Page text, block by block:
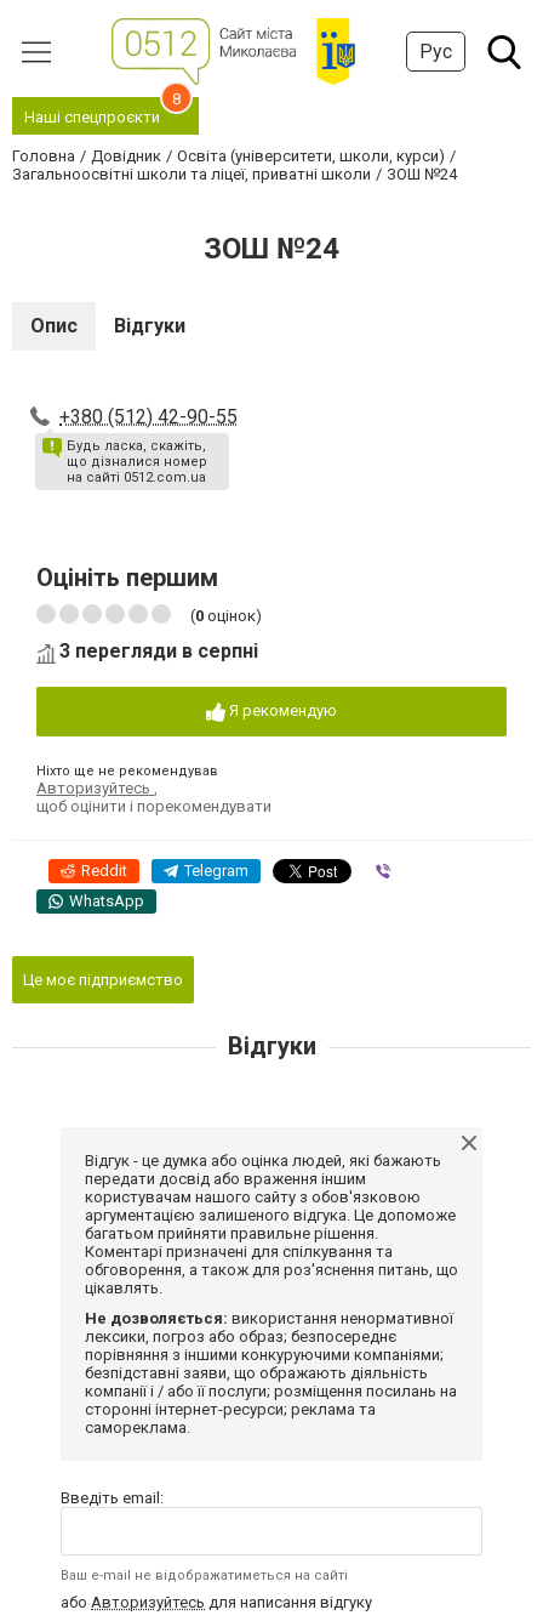
Рус
Наші спецпроєкти
8
Головна Довідник
Освіта (університети, школи, курси)
Загальноосвітні школи та ліцеї, приватні школи
ЗОШ №24
ЗОШ №24
Опис Відгуки
+380 (512) 42-90-55
Будь ласка, скажіть,
що дізналися номер
на сайті 0512.com.ua
Оцініть першим
(0 оцінок)
3 перегляди в серпні
Я рекомендую
Ніхто ще не рекомендував
Авторизуйтесь
щоб оцінити і порекомендувати
Reddit Telegram
WhatsApp
Це моє підприємство
Відгуки
Відгук - це думка або оцінка людей, які бажають
передати досвід або враження іншим
користувачам нашого сайту з обов'язковою
аргументацією залишеного відгука. Це допоможе
багатьом прийняти правильне рішення.
Коментарі призначені для спілкування та
обговорення, а також для роз'яснення питань, що
цікавлять.
Не дозволяється: використання ненормативної
лексики, погроз або образ; безпосереднє
порівняння з іншими конкуруючими компаніями;
безпідставні заяви, що ображають діяльність
компанії і / або її послуги; розміщення посилань на
сторонні інтернет-ресурси; реклама та
самореклама.
Введіть email:
Ваш e-mail не відображатиметься на сайті
або Авторизуйтесь для написання відгуку